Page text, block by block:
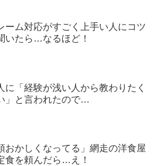
ーム対応がすごく上手い人にコツ
いたら…なるほど！
に「経験が浅い人から教わりたく
」と言われたので…
おかしくなってる」網走の洋食屋
食を頼んだら…え！